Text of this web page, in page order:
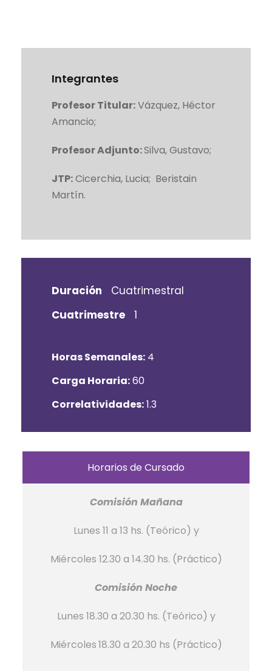
Integrantes
Profesor Titular:Vázquez, Héctor
Amancio;
Profesor Adjunto:Silva, Gustavo;
JTP:Cicerchia, Lucia; Beristain
Martín.
Duración
Cuatrimestral
Cuatrimestre
1
Horas Semanales: 4
Carga Horaria:60
Correlatividades:1.3
Horarios de Cursado
Comisión Mañana
Lunes 11 a 13 hs. (Teórico) y
Miércoles 12.30 a 14.30 hs. (Práctico)
Comisión Noche
Lunes 18.30 a 20.30 hs. (Teórico) y
Miércoles18.30 a 20.30 hs (Práctico)